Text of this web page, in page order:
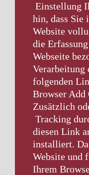
Einstellung
hin, dass Sie
Website
die
Webseite
Verarbeitung
folgenden
Browser
Zusätzlich
Tracking
diesen Link
installiert.
Website und
Ihrem